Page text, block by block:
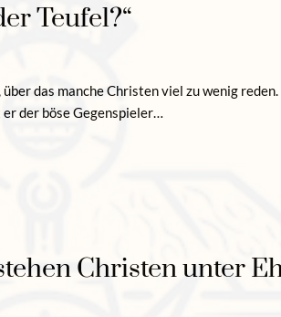
Teufel?“
das manche Christen viel zu wenig
der böse Gegenspieler…
Christen unter